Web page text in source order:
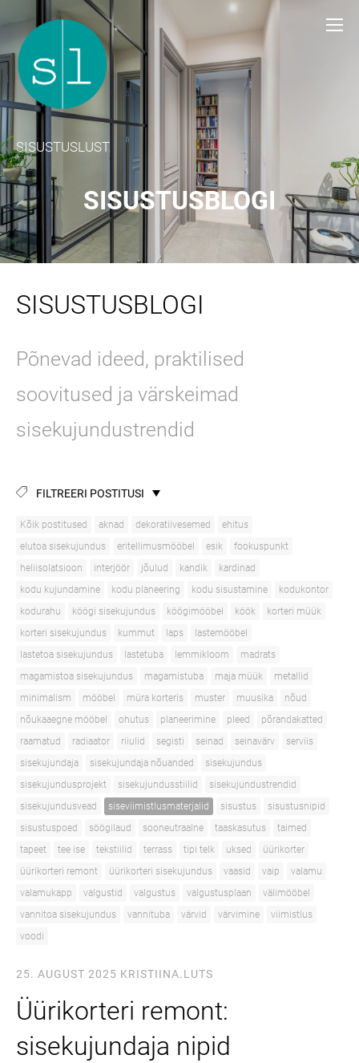
SISUSTUSLUST
SISUSTUSBLOGI
SISUSTUSBLOGI
Põnevad ideed, praktilised
soovitused ja värskeimad
sisekujundustrendid
FILTREERI POSTITUSI
Kõik postitused aknad dekoratiivesemed
ehitus
elutoa sisekujundus
eritellimusmööbel esik
fookuspunkt
heliisolatsioon
interjöör jõulud kandik
kardinad
kodu kujundamine
kodu planeering kodu sisustamine
kodukontor
kodurahu
köögi sisekujundus köögimööbel köök
korteri müük
korteri sisekujundus
kummut laps
lastemööbel
lastetoa sisekujundus
lastetuba lemmikloom
madrats
magamistoa sisekujundus
magamistuba maja müük
metallid
minimalism
mööbel müra korteris muster muusika
nõud
nõukaaegne mööbel
ohutus planeerimine pleed
põrandakatted
raamatud
radiaator riiulid segisti seinad seinavärv
serviis
sisekujundaja
sisekujundaja nõuanded
sisekujundus
sisekujundusprojekt
sisekujundusstiilid
sisekujundustrendid
sisekujundusvead
siseviimistlusmaterjalid sisustus
sisustusnipid
sisustuspoed
söögilaud sooneutraalne taaskasutus
taimed
tapeet
tee ise tekstiilid terrass tipi telk uksed
üürikorter
üürikorteri remont
üürikorteri sisekujundus vaasid vaip
valamu
valamukapp
valgustid valgustus valgustusplaan
välimööbel
vannitoa sisekujundus
vannituba värvid värvimine
viimistlus
voodi
25. AUGUST 2025 KRISTIINA.LUTS
Üürikorteri remont:
sisekujundaja nipid